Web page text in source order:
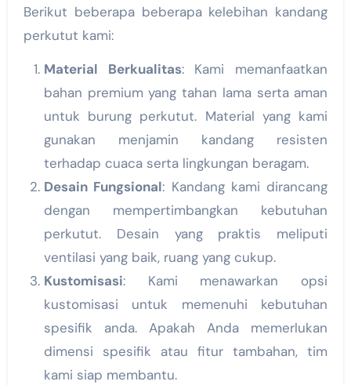
Berikut beberapa beberapa kelebihan kandang
perkutut kami:
Material Berkualitas: Kami memanfaatkan
bahan premium yang tahan lama serta aman
untuk burung perkutut. Material yang kami
gunakan menjamin kandang resisten
terhadap cuaca serta lingkungan beragam.
Desain Fungsional: Kandang kami dirancang
dengan mempertimbangkan kebutuhan
perkutut. Desain yang praktis meliputi
ventilasi yang baik, ruang yang cukup.
Kustomisasi: Kami menawarkan opsi
kustomisasi untuk memenuhi kebutuhan
spesifik anda. Apakah Anda memerlukan
dimensi spesifik atau fitur tambahan, tim
kami siap membantu.